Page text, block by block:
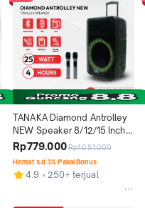
TANAKA Diamond Antrolley
NEW Speaker 8/12/15 Inch
Portable Bluetooth Indoor
Outdoor Karaoke Mic
Wireless Garansi Resmi 1
Tahun
Rp779.000Rp1.051.000
Hemat s.d 3% Pakai Bonus
4.9 250+ terjual